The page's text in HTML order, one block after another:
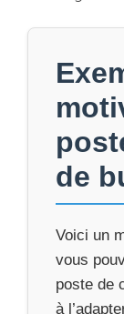
de
Voici un
vous
poste de
à